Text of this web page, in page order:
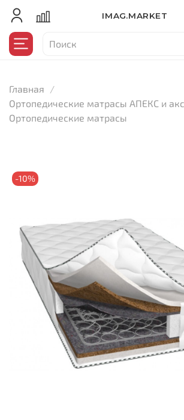
IMAG.MARKET
Главная
Ортопедические матрасы АПЕКС и
Ортопедические матрасы
-10%